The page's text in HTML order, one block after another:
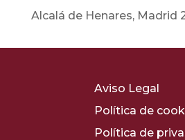
Alcalá de Henares, Madrid
Aviso Legal
Política de
Política de